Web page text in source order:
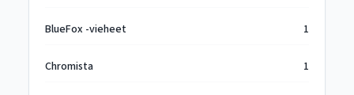
BlueFox -vieheet 1
Chromista 1